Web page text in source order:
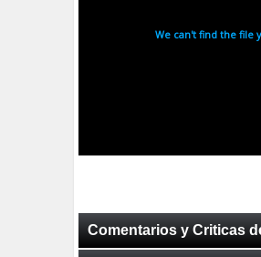
Comentarios y Criticas